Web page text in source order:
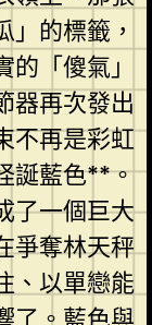
」的標籤，
「傻氣」
器再次發出
不再是彩虹
誕藍色**。
了一個巨大
爭奪林天秤
、以單戀能